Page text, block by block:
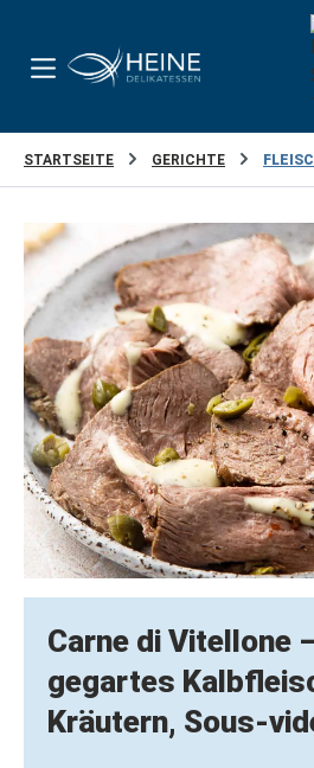
STARTSEITE GERICHTE
Bildergalerie überspringen
Carne di Vitellone
gegartes
Kräutern, Sous-